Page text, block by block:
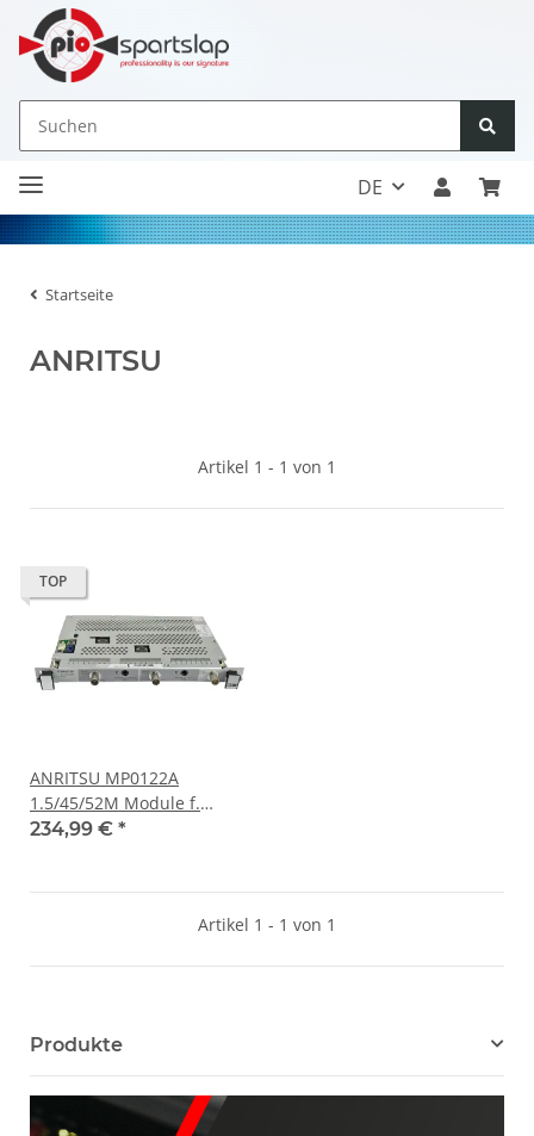
DE
Startseite
ANRITSU
Artikel 1 - 1 von 1
TOP
ANRITSU MP0122A
1.5/45/52M Module f.
MP1552 ASHD/PDH/ATM
234,99 € *
Artikel 1 - 1 von 1
Produkte